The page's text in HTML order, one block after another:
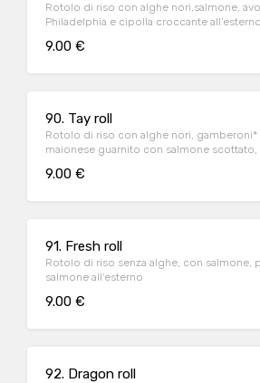
Rotolo di riso con alghe nori,salmone,
Philadelphia e cipolla croccante all’esterno
9.00 €
90. Tay roll
Rotolo di riso con alghe nori, gamberoni*
maionese guarnito con salmone scottato,
9.00 €
91. Fresh roll
Rotolo di riso senza alghe, con salmone,
salmone all'esterno
9.00 €
92. Dragon roll